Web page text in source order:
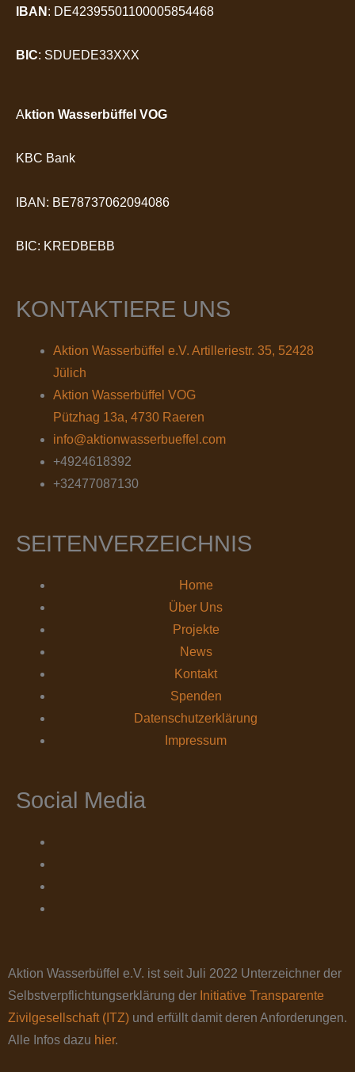
IBAN : DE42395501100005854468
BIC: SDUEDE33XXX
A ktion Wasserbüffel VOG
KBC Bank
IBAN: BE78737062094086
BIC: KREDBEBB
KONTAKTIERE UNS
Aktion Wasserbüffel e.V. Artilleriestr. 35, 52428
Jülich
Aktion Wasserbüffel VOG
Pützhag 13a, 4730 Raeren
info@aktionwasserbueffel.com
+4924618392
+32477087130
SEITENVERZEICHNIS
Home
Über Uns
Projekte
News
Kontakt
Spenden
Datenschutz­erklärung
Impressum
Social Media
Aktion Wasserbüffel e.V. ist seit Juli 2022 Unterzeichner der
Selbstverpflichtungserklärung der Initiative Transparente
Zivilgesellschaft (ITZ) und erfüllt damit deren Anforderungen.
Alle Infos dazu hier.